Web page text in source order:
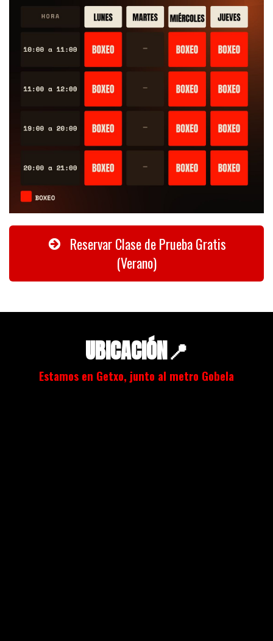
Reservar Clase de Prueba Gratis
(Verano)
UBICACIÓN📍
Estamos en Getxo, junto al metro Gobela